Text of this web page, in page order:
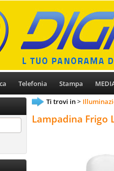
Telefonia Stampa
Ti trovi in
Lampadina Frigo